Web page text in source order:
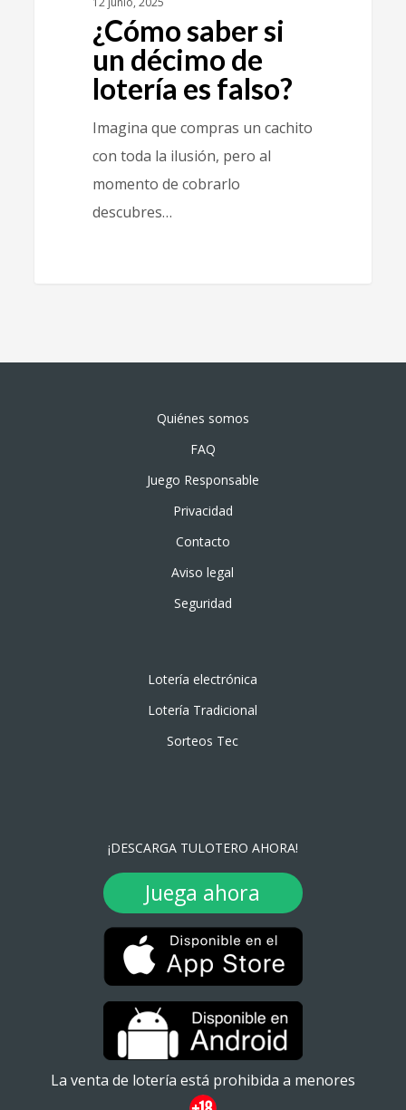
¿Cómo saber si
un décimo de
lotería es falso?
Imagina que compras un cachito
con toda la ilusión, pero al
momento de cobrarlo
descubres…
Quiénes somos
FAQ
Juego Responsable
Privacidad
Contacto
Aviso legal
Seguridad
Lotería electrónica
Lotería Tradicional
Sorteos Tec
¡DESCARGA TULOTERO AHORA!
Juega ahora
La venta de lotería está prohibida a menores